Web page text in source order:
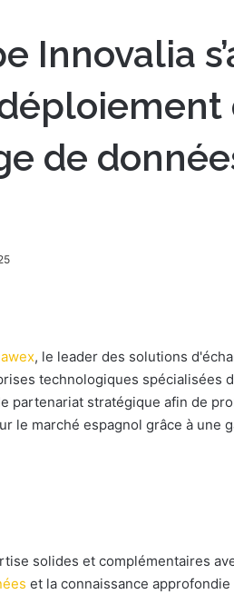
Innovalia
de
, le leader des solutions
technologiques spécialisées
partenariat stratégique afin de
le marché espagnol grâce à une
solides et complémentaires
et la connaissance